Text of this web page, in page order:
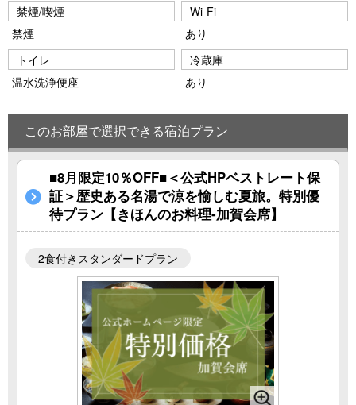
禁煙/喫煙
禁煙
Wi-Fi
あり
トイレ
温水洗浄便座
冷蔵庫
あり
このお部屋で選択できる宿泊プラン
■8月限定10％OFF■＜公式HPベストレート保
証＞歴史ある名湯で涼を愉しむ夏旅。特別優
待プラン【きほんのお料理‐加賀会席】
2食付きスタンダードプラン